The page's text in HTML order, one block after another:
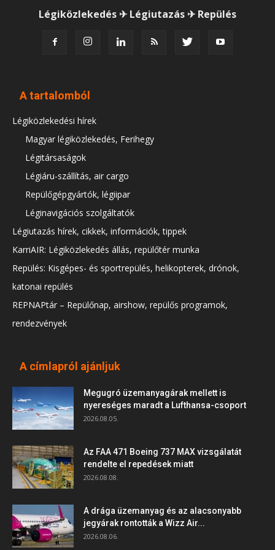
Légiközlekedés ✈ Légiutazás ✈ Repülés
A tartalomból
Légiközlekedési hírek
Magyar légiközlekedés, Ferihegy
Légitársaságok
Légiáru-szállítás, air cargo
Repülőgépgyártók, légiipar
Léginavigációs szolgáltatók
Légiutazás hírek, cikkek, információk, tippek
KarriAIR: Légiközlekedés állás, repülőtér munka
Repülés: Kisgépes- és sportrepülés, helikopterek, drónok,
katonai repülés
REPNAPtár – Repülőnap, airshow, repülős programok,
rendezvények
A címlapról ajánljuk
Megugró üzemanyagárak mellett is
nyereséges maradt a Lufthansa-csoport
2026.08.05.
Az FAA 471 Boeing 737 MAX vizsgálatát
rendelte el repedések miatt
2026.08.08.
A drága üzemanyag és az alacsonyabb
jegyárak rontották a Wizz Air...
2026.08.06.